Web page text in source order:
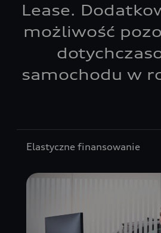
Lease.
możliwość
samochodu w
Elastyczne finansowanie